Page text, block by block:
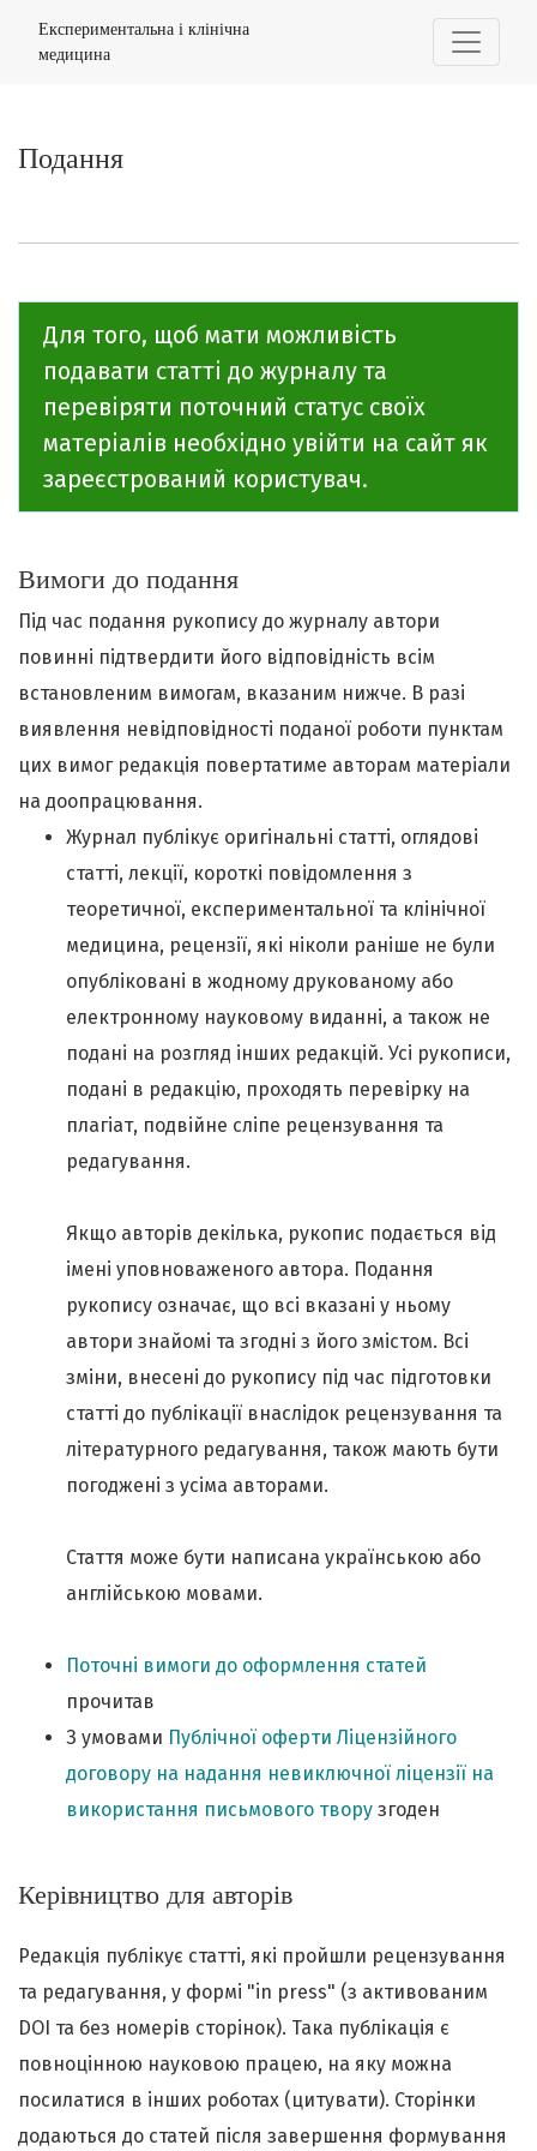
Експериментальна і клінічна
медицина
Подання
Для того, щоб мати можливість
подавати статті до журналу та
перевіряти поточний статус своїх
матеріалів необхідно увійти на сайт як
зареєстрований користувач.
Вимоги до подання
Під час подання рукопису до журналу автори
повинні підтвердити його відповідність всім
встановленим вимогам, вказаним нижче. В разі
виявлення невідповідності поданої роботи пунктам
цих вимог редакція повертатиме авторам матеріали
на доопрацювання.
Журнал публікує оригінальні статті, оглядові
статті, лекції, короткі повідомлення з
теоретичної, експериментальної та клінічної
медицина, рецензії, які ніколи раніше не були
опубліковані в жодному друкованому або
електронному науковому виданні, а також не
подані на розгляд інших редакцій. Усі рукописи,
подані в редакцію, проходять перевірку на
плагіат, подвійне сліпе рецензування та
редагування.
Якщо авторів декілька, рукопис подається від
імені уповноваженого автора. Подання
рукопису означає, що всі вказані у ньому
автори знайомі та згодні з його змістом. Всі
зміни, внесені до рукопису під час підготовки
статті до публікації внаслідок рецензування та
літературного редагування, також мають бути
погоджені з усіма авторами.
Стаття може бути написана українською або
англійською мовами.
Поточні вимоги до оформлення статей
прочитав
З умовами Публічної оферти Ліцензійного
договору на надання невиключної ліцензії на
використання письмового твору згоден
Керівництво для авторів
Редакція публікує статті, які пройшли рецензування
та редагування, у формі "in press" (з активованим
DOI та без номерів сторінок). Така публікація є
повноцінною науковою працею, на яку можна
посилатися в інших роботах (цитувати). Сторінки
додаються до статей після завершення формування